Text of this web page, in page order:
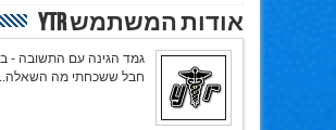
אודות המשתמש YTR
גמד הגינה עם התשובה -
חבל ששכחתי מה